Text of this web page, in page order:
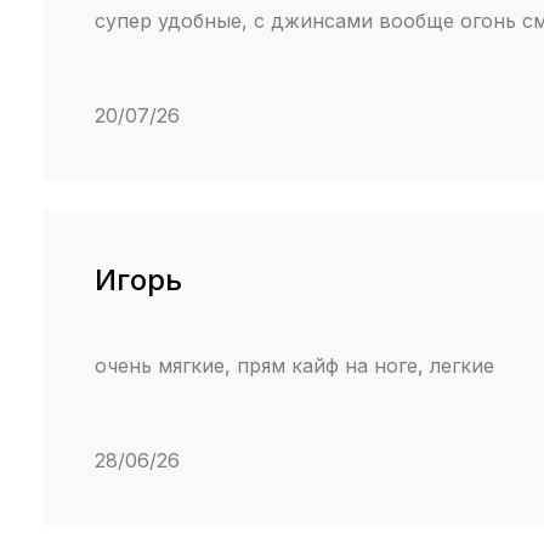
супер удобные, с джинсами вообще огонь
20/07/26
Игорь
очень мягкие, прям кайф на ноге, легкие
28/06/26